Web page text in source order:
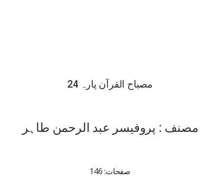
مصباح القرآن پارہ 24
مصنف : پروفیسر عبد الرحمن طاہر
صفحات: 146